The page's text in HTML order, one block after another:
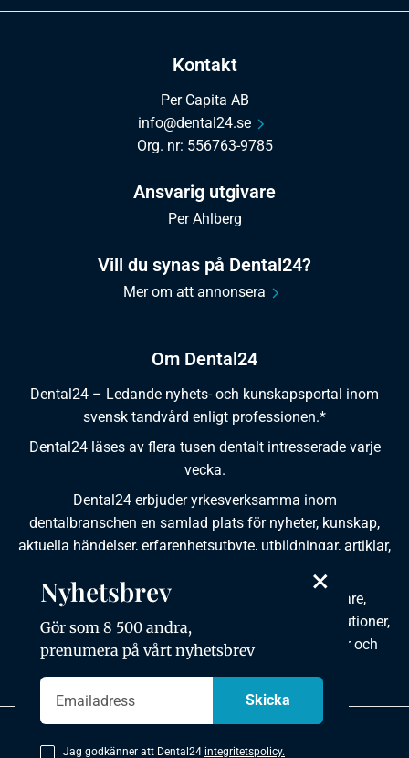
Om Dental24
Dental24 – Ledande nyhets- och kunskapsportal inom
svensk tandvård enligt professionen.*
Dental24 läses av flera tusen dentalt intresserade varje
vecka.
Dental24 erbjuder yrkesverksamma inom
dentalbranschen en samlad plats för nyheter, kunskap,
aktuella händelser, erfarenhetsutbyte, utbildningar, artiklar,
Dental24 produceras i samverkan med tandläkare,
tandhygienister, tandsköterskor, tandtekniker, institutioner,
kursgivare, föreningar, organisationer, leverantörer och
Kontakt
Per Capita AB
info@dental24.se
Org. nr: 556763-9785
Ansvarig utgivare
Per Ahlberg
Vill du synas på Dental24?
Mer om att annonsera
×
Nyhetsbrev
Gör som 8 500 andra,
prenumera på vårt nyhetsbrev
Jag godkänner att Dental24 integritetspolicy.